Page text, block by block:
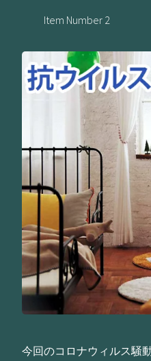
Item Number 2
今回のコロナウィルス騒